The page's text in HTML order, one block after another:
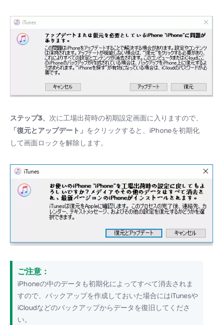
ステップ3、 次に工場出荷時の初期設定画面に入りますので、
「復元とアップデート」 をクリックすると、iPhoneを初期化
して画面ロックを解除します。
ご注意：
iPhoneの中のデータも初期化によってすべて消去されま
すので、バックアップを作成しておいた場合にはiTunesや
iCloudなどのバックアップからデータを復旧してくださ
い。